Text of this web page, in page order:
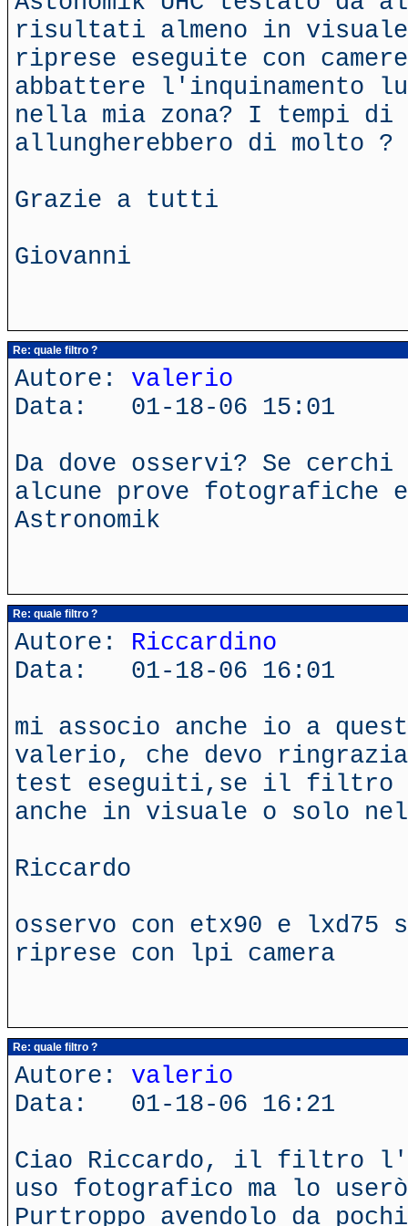
risultati almeno in
riprese eseguite con
abbattere l'inquinamento
nella mia zona? I tempi di
allungherebbero di molto ?
Grazie a tutti
Giovanni
Re: quale filtro ?
Autore: valerio
Data: 01-18-06 15:01
Da dove osservi? Se
alcune prove fotografiche
Astronomik
Re: quale filtro ?
Autore: Riccardino
Data: 01-18-06 16:01
mi associo anche io a
valerio, che devo
test eseguiti,se il filtro
anche in visuale o solo
Riccardo
osservo con etx90 e lxd75
riprese con lpi camera
Re: quale filtro ?
Autore: valerio
Data: 01-18-06 16:21
Ciao Riccardo, il filtro
uso fotografico ma lo
Purtroppo avendolo da